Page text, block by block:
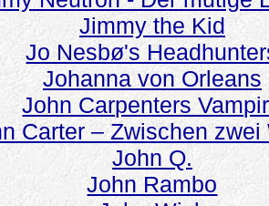
Jimmy the Kid
Jo Nesbø's
Johanna von Orleans
John Carpenters
Carter – Zwischen zwei
John Q.
John Rambo